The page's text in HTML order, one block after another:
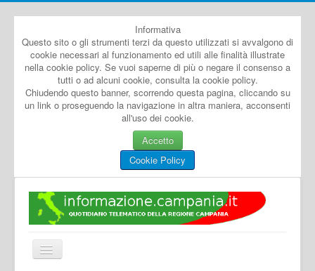
Informativa
Questo sito o gli strumenti terzi da questo utilizzati si avvalgono di
cookie necessari al funzionamento ed utili alle finalità illustrate
nella cookie policy. Se vuoi saperne di più o negare il consenso a
tutti o ad alcuni cookie, consulta la cookie policy.
Chiudendo questo banner, scorrendo questa pagina, cliccando su
un link o proseguendo la navigazione in altra maniera, acconsenti
all'uso dei cookie.
Accetto
Cookie Policy
Cambia
navigazione